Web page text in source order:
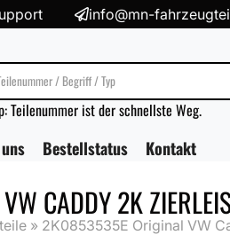
info@mn-
Teilenummer ist der schnellste Weg.
Bestellstatus Kontakt
CADDY 2K
» 2K0853535E Original VW